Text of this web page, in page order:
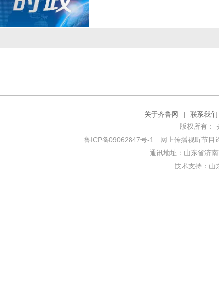
关于齐鲁网 |
联系我们
版权所有：
鲁ICP备09062847号-1
网上传播视听节目
通讯地址：山东省济
技术支持： 山